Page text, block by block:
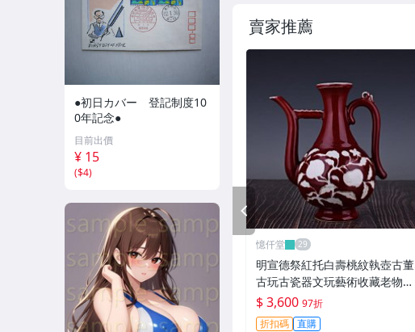
賣家推薦
憶仟堂
明宣德祭紅托白壽桃紋執壺古董
古玩古瓷器文玩藝術收藏老物件
高21厘米寬17.5厘米編號73108
0110821官窯、民窯、禦窯
$ 3,600 97折
折扣碼 直購
PREV
●初日カバー 登記制度10
0年記念●
目前出價
¥ 15
($4)